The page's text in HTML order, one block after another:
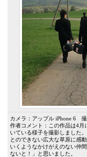
カメラ：アップル iPhone 6
作者コメント：この作品は4
いている様子を撮影しました
とのできない広大な草原に感
いくようなかけがえのない仲
ないと！」と思いました。